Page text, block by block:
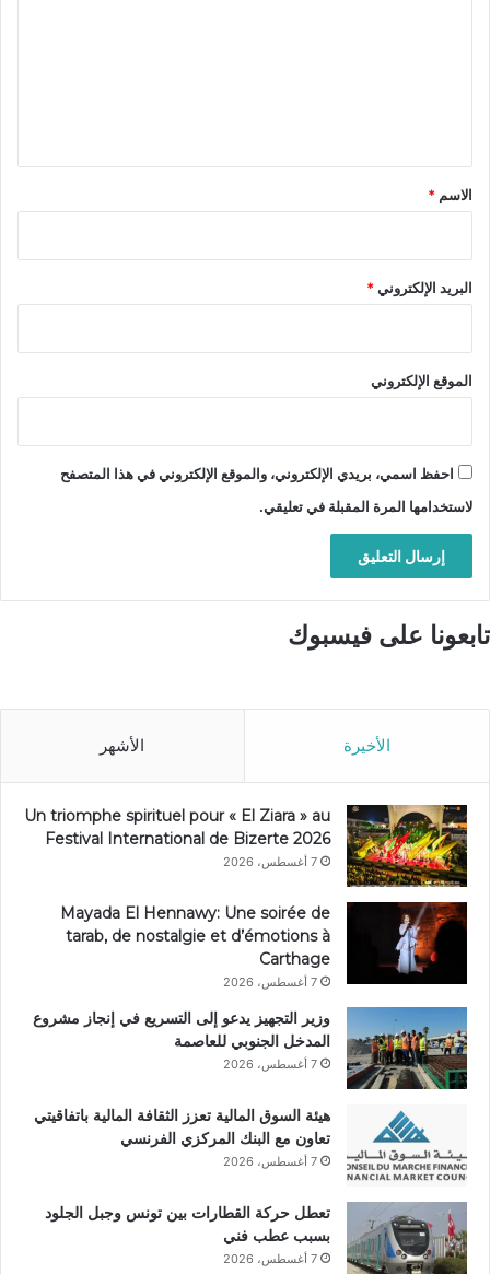
*
الاسم *
البريد الإلكتروني*
الموقع الإلكتروني
احفظ اسمي، بريدي الإلكتروني، والموقع الإلكتروني في هذا المتصفح
لاستخدامها المرة المقبلة في تعليقي.
تابعونا على فيسبوك
الأخيرة الأشهر
Un triomphe spirituel pour « El Ziara » au
Festival International de Bizerte 2026
7 أغسطس، 2026
Mayada El Hennawy: Une soirée de
tarab, de nostalgie et d’émotions à
Carthage
7 أغسطس، 2026
وزير التجهيز يدعو إلى التسريع في إنجاز مشروع
المدخل الجنوبي للعاصمة
7 أغسطس، 2026
هيئة السوق المالية تعزز الثقافة المالية باتفاقيتي
تعاون مع البنك المركزي الفرنسي
7 أغسطس، 2026
تعطل حركة القطارات بين تونس وجبل الجلود
بسبب عطب فني
7 أغسطس، 2026